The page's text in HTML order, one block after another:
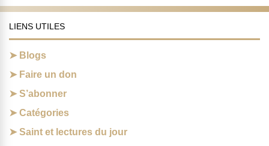
LIENS UTILES
Blogs
Faire un don
S’abonner
Catégories
Saint et lectures du jour